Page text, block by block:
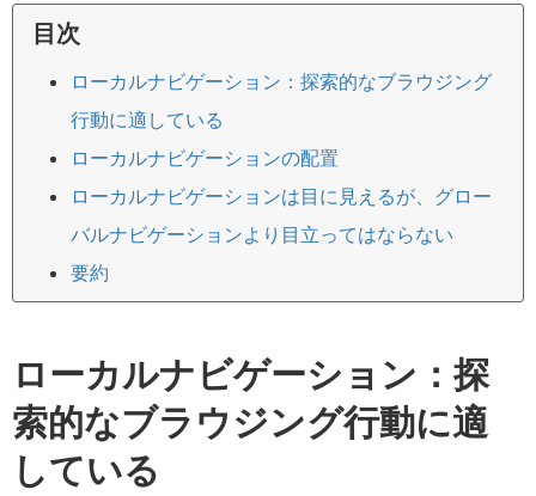
目次
ローカルナビゲーション：探索的なブラウジング
行動に適している
ローカルナビゲーションの配置
ローカルナビゲーションは目に見えるが、グロー
バルナビゲーションより目立ってはならない
要約
ローカルナビゲーション：探
索的なブラウジング行動に適
している